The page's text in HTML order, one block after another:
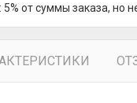
от суммы заказа, но